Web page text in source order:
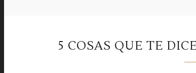
5 COSAS QUE TE